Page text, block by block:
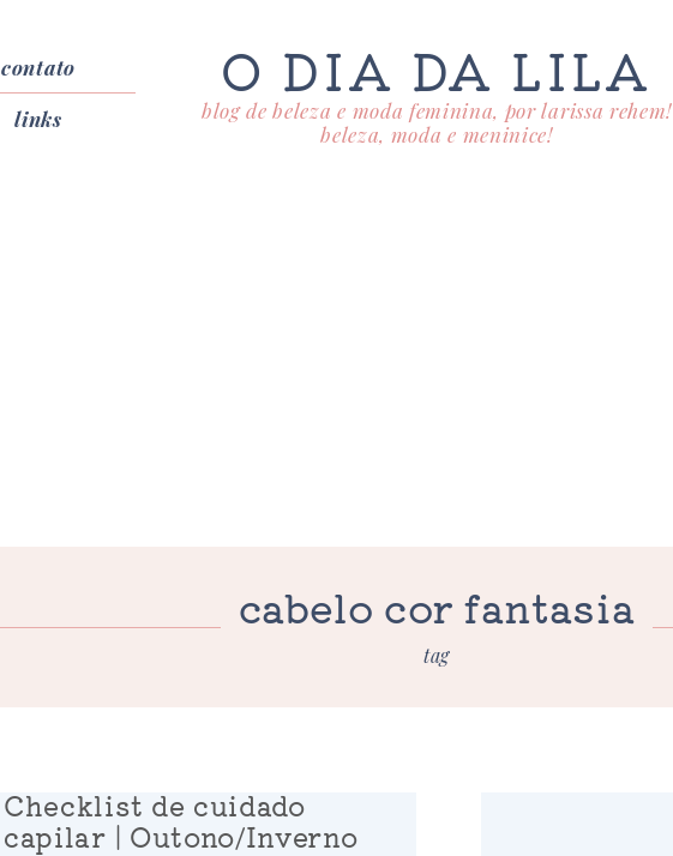
contato
links
O DIA DA LILA
blog de beleza e moda feminina, por larissa rehem!
beleza, moda e meninice!
cabelo cor fantasia
tag
Checklist de cuidado
capilar | Outono/Inverno